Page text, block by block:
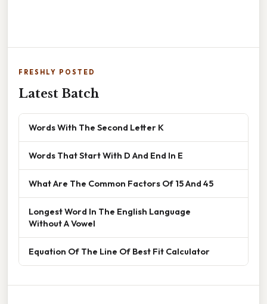
FRESHLY POSTED
Latest Batch
Words With The Second Letter K
Words That Start With D And End In E
What Are The Common Factors Of 15 And 45
Longest Word In The English Language
Without A Vowel
Equation Of The Line Of Best Fit Calculator